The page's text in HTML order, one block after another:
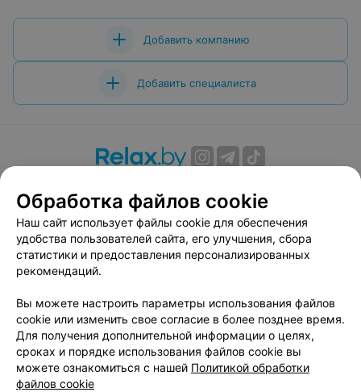
Добавить компанию
Добавить специалиста
Вакансии
Публичный договор
Способы оплаты
Публичный договор по использованию сервиса
«Афиша»
Пользовательское соглашение
Связаться по вопросам сотрудничества
Написать руководителю relax.by
Персональные настройки cookie
Обработка персональных данных
Обработка файлов cookie
Наш сайт использует файлы cookie для обеспечения
удобства пользователей сайта, его улучшения, сбора
статистики и предоставления персонализированных
рекомендаций.
Вы можете настроить параметры использования файлов
cookie или изменить свое согласие в более позднее время.
Для получения дополнительной информации о целях,
сроках и порядке использования файлов cookie вы
можете ознакомиться с нашей Политикой обработки
файлов cookie